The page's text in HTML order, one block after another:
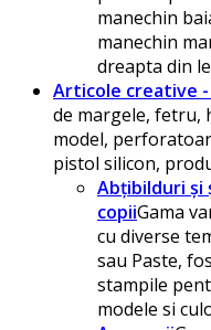
manechin
manechin
dreapta din
Articole creative
de margele, fetru,
model,
pistol silicon,
Abțibilduri și
copiiGama
cu diverse
sau Paste,
stampile
modele si